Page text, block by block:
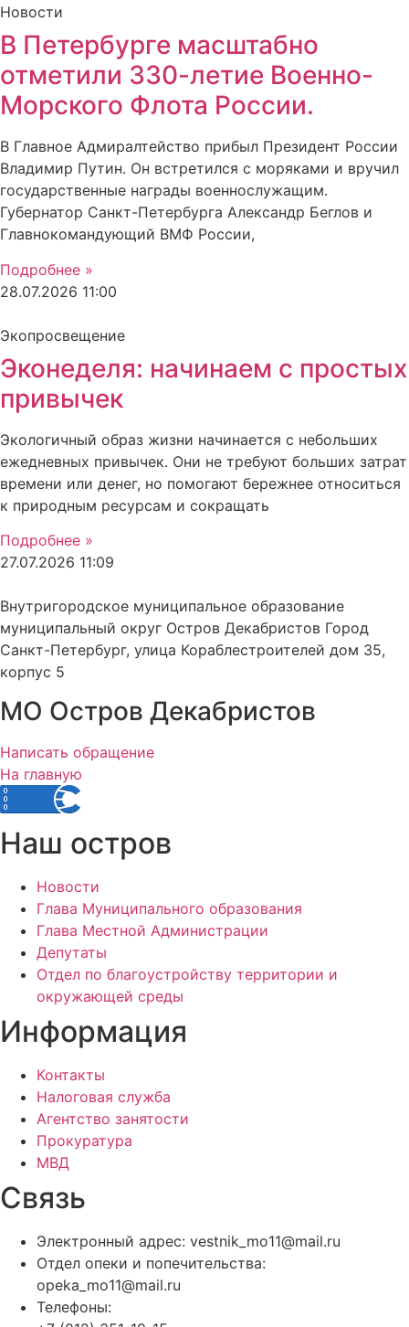
Новости
В Петербурге масштабно
отметили 330-летие Военно-
Морского Флота России.
В Главное Адмиралтейство прибыл Президент России
Владимир Путин. Он встретился с моряками и вручил
государственные награды военнослужащим.
Губернатор Санкт-Петербурга Александр Беглов и
Главнокомандующий ВМФ России,
Подробнее »
28.07.2026 11:00
Экопросвещение
Эконеделя: начинаем с простых
привычек
Экологичный образ жизни начинается с небольших
ежедневных привычек. Они не требуют больших затрат
времени или денег, но помогают бережнее относиться
к природным ресурсам и сокращать
Подробнее »
27.07.2026 11:09
Внутригородское муниципальное образование
муниципальный округ Остров Декабристов Город
Санкт-Петербург, улица Кораблестроителей дом 35,
корпус 5
МО Остров Декабристов
Написать обращение
На главную
Наш остров
Новости
Глава Муниципального образования
Глава Местной Администрации
Депутаты
Отдел по благоустройству территории и
окружающей среды
Информация
Контакты
Налоговая служба
Агентство занятости
Прокуратура
МВД
Связь
Электронный адрес: vestnik_mo11@mail.ru
Отдел опеки и попечительства:
opeka_mo11@mail.ru
Телефоны: